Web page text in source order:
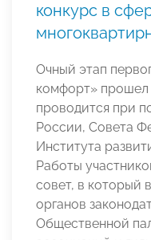
конкурс в
Очный этап
комфорт» прошел
проводится при
России, Совета
Института
Работы
совет, в который
органов
Общественной